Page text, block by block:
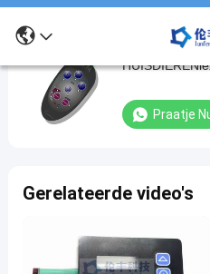
RAL-
Kleuren
van
het
het
Membraantoetsenbord
RAL-Kleuren
Praatje
Gerelateerde video's